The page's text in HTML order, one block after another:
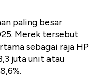
paling besar
Merek tersebut
sebagai raja HP
juta unit atau